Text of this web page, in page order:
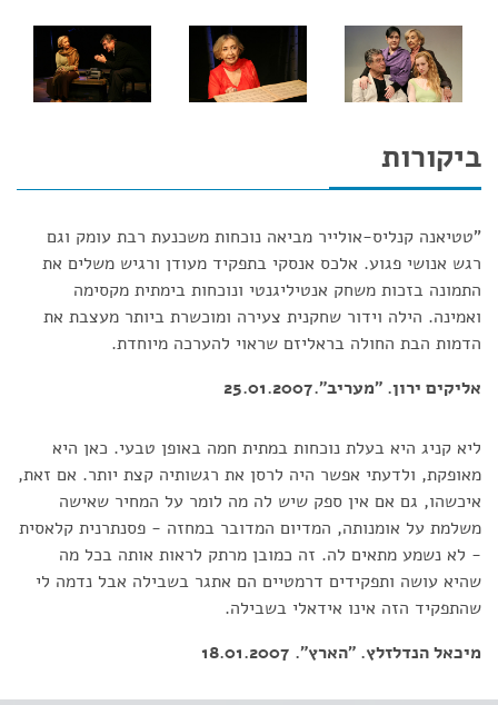
ביקורות
"טטיאנה קנליס-אולייר מביאה נוכחות משכנעת רבת עומק וגם
רגש אנושי פגוע. אלכס אנסקי בתפקיד מעודן ורגיש משלים את
התמונה בזכות משחק אנטיליגנטי ונוכחות בימתית מקסימה
ואמינה. הילה וידור שחקנית צעירה ומוכשרת ביותר מעצבת את
הדמות הבת החולה בראליזם שראוי להערכה מיוחדת.
אליקים ירון. "מעריב".25.01.2007
ליא קניג היא בעלת נוכחות במתית חמה באופן טבעי. כאן היא
מאופקת, ולדעתי אפשר היה לרסן את רגשותיה קצת יותר. אם זאת,
איכשהו, גם אם אין ספק שיש לה מה לומר על המחיר שאישה
משלמת על אומנותה, המדיום המדובר במחזה - פסנתרנית קלאסית
- לא נשמע מתאים לה. זה כמובן מרתק לראות אותה בכל מה
שהיא עושה ותפקידים דרמטיים הם אתגר בשבילה אבל נדמה לי
שהתפקיד הזה אינו אידאלי בשבילה.
מיכאל הנדלזלץ. "הארץ". 18.01.2007